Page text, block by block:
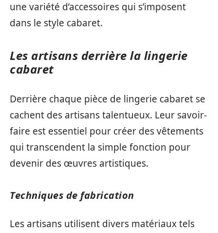
une variété d’accessoires qui s’imposent
dans le style cabaret.
Les artisans derrière la lingerie
cabaret
Derrière chaque pièce de lingerie cabaret se
cachent des artisans talentueux. Leur savoir-
faire est essentiel pour créer des vêtements
qui transcendent la simple fonction pour
devenir des œuvres artistiques.
Techniques de fabrication
Les artisans utilisent divers matériaux tels